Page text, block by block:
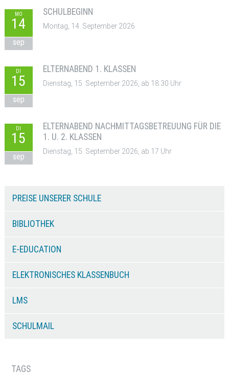
MO
14
sep
SCHULBEGINN
Montag, 14. September 2026
DI
15
sep
ELTERNABEND 1. KLASSEN
Dienstag, 15. September 2026, ab 18:30 Uhr
DI
15
sep
ELTERNABEND NACHMITTAGSBETREUUNG FÜR DIE
1. U. 2. KLASSEN
Dienstag, 15. September 2026, ab 17 Uhr
PREISE UNSERER SCHULE
BIBLIOTHEK
E-EDUCATION
ELEKTRONISCHES KLASSENBUCH
LMS
SCHULMAIL
TAGS